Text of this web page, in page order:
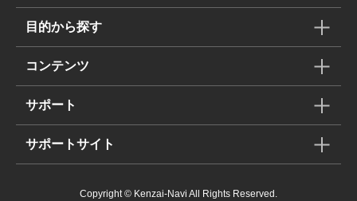
目的から探す
コンテンツ
サポート
サポートサイト
Copyright © Kenzai-Navi All Rights Reserved.